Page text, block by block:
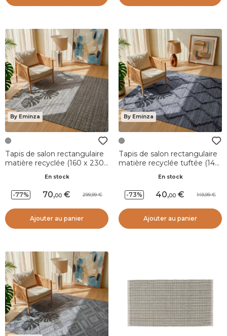
By Eminza
Tapis de salon rectangulaire
matière recyclée (160 x 230
En stock
-77% 70,00 299,99
Ajouter au panier
By Eminza
Tapis de salon rectangulaire
matière recyclée tuftée (140
En stock
-73% 40,00 149,99
Ajouter au panier